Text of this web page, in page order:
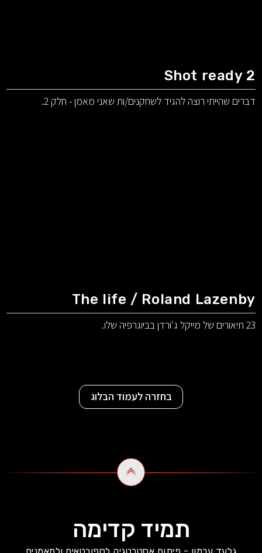
Shot ready 2
דברים שהייתי רוצה להגיד לשחקנים/ות שאני מאמן - חלק 2.
The life / Roland Lazenby
23 תיאורים של מייקל ג'ורדן בביוגרפיה שלו.
בחזרה לעמוד הבלוג
תמיד קדימה